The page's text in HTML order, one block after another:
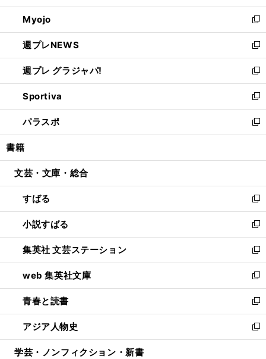
開
く
ウ
で
開
く
ン
ド
ウ
で
開
く
ウ
ィ
ン
ド
ウ
で
開
く
Myojo
新
し
い
ウ
ィ
ン
ド
ウ
で
開
週プレNEWS
新
し
い
ウ
ィ
ン
ド
ウ
開
週プレ グラジャパ!
新
し
い
ウ
ィ
ン
ウ
開
く
Sportiva
新
し
い
ウ
ン
ウ
で
開
く
パラスポ
新
し
ウ
ン
ド
ウ
で
開
く
書籍
文芸・文庫・総合
すばる
新
し
い
ウ
ィ
ン
ド
ウ
で
開
く
小説すばる
新
し
い
ウ
ィ
ン
ド
ウ
で
開
集英社 文芸ステーション
新
し
い
ウ
ィ
ン
ド
ウ
web 集英社文庫
新
し
い
ウ
ィ
ン
青春と読書
新
し
い
ウ
アジア人物史
新
し
学芸・ノンフィクション・新書